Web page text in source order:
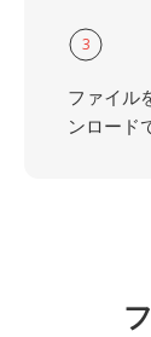
3
ファイル
ンロード